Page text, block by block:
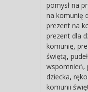
pomysł na
na komunię
prezent na
prezent dla
komunię,
świętą,
wspomnień,
dziecka,
komunii